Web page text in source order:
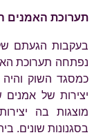
תערוכת האמנים
בעקבות הגעתם
נפתחה תערוכת
כמסגד השוק
יצירות של
מוצגות בה
בסגנונות שונים.